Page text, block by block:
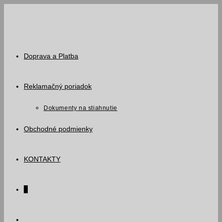
Doprava a Platba
Reklamačný poriadok
Dokumenty na stiahnutie
Obchodné podmienky
KONTAKTY